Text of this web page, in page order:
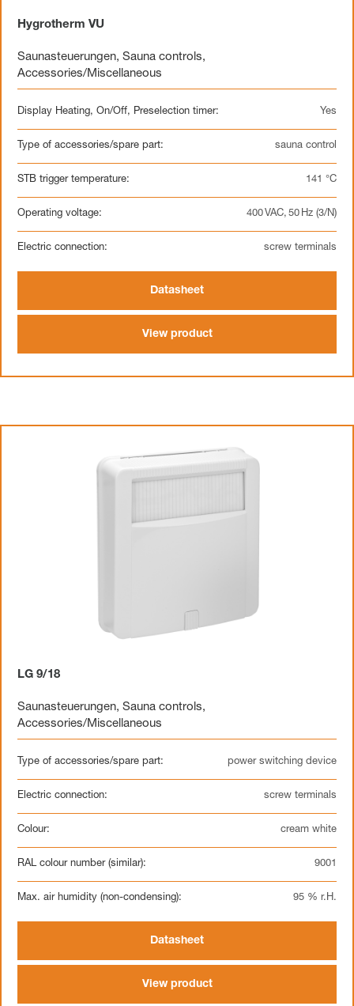
Hygrotherm VU
Saunasteuerungen, Sauna controls,
Accessories/Miscellaneous
Display Heating, On/Off, Preselection timer: Yes
Type of accessories/spare part: sauna control
STB trigger temperature: 141 °C
Operating voltage: 400 VAC, 50 Hz (3/N)
Electric connection: screw terminals
Datasheet
View product
LG 9/18
Saunasteuerungen, Sauna controls,
Accessories/Miscellaneous
Type of accessories/spare part: power switching device
Electric connection: screw terminals
Colour: cream white
RAL colour number (similar): 9001
Max. air humidity (non-condensing): 95 % r.H.
Datasheet
View product